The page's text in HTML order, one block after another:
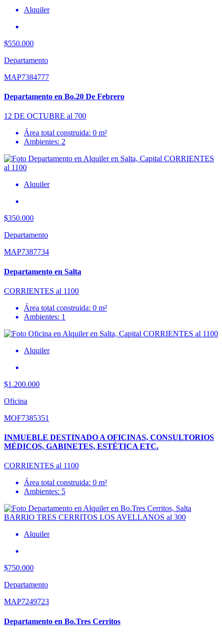
Alquiler
$550.000
Departamento
MAP7384777
Departamento en Bo.20 De Febrero
12 DE OCTUBRE al 700
Área total construida: 0 m²
Ambientes: 2
Alquiler
$350.000
Departamento
MAP7387734
Departamento en Salta
CORRIENTES al 1100
Área total construida: 0 m²
Ambientes: 1
Alquiler
$1.200.000
Oficina
MOF7385351
INMUEBLE DESTINADO A OFICINAS, CONSULTORIOS
MÉDICOS, GABINETES, ESTÉTICA ETC.
CORRIENTES al 1100
Área total construida: 0 m²
Ambientes: 5
Alquiler
$750.000
Departamento
MAP7249723
Departamento en Bo.Tres Cerritos